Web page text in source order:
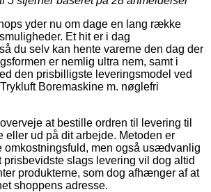
yder nu om dage en lang række
Et hit er i dag
du selv kan hente varerne den dag der
er nemlig ultra nem, samt i
den prisbilligste leveringsmodel ved
Boremaskine m. nøglefri
at bestille ordren til levering til
eller ud på dit arbejde. Metoden er
omkostningsfuld, men også usædvanlig
prisbevidste slags levering vil dog altid
produkterne, som dog afhænger af at
shoppens adresse.